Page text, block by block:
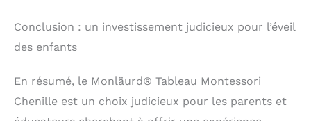
Conclusion : un investissement judicieux pour l’éveil
des enfants
En résumé, le Monläurd® Tableau Montessori
Chenille est un choix judicieux pour les parents et